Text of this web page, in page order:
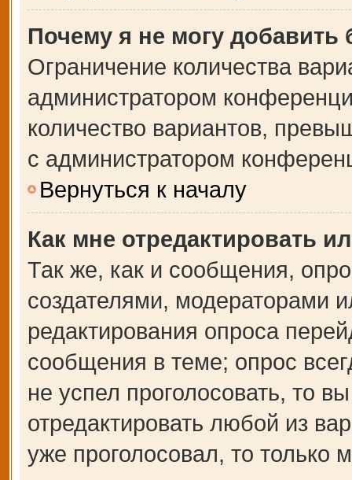
Почему я не могу добавить
Ограничение количества
администратором
количество вариантов,
с администратором
Вернуться к началу
Как мне отредактировать
Так же, как и сообщения,
создателями, модераторами
редактирования опроса
сообщения в теме; опрос
не успел проголосовать, то
отредактировать любой из
уже проголосовал, то только